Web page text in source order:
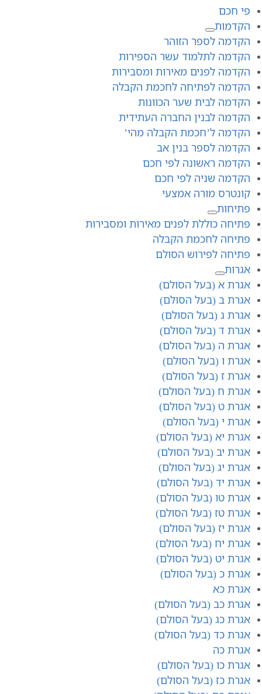
פי חכם
הקדמות
הקדמה לספר הזוהר
הקדמה לתלמוד עשר הספירות
הקדמה לפנים מאירות ומסבירות
הקדמה לפתיחה לחכמת הקבלה
הקדמה לבית שער הכוונות
הקדמה לבנין החברה העתידית
הקדמה ל’חכמת הקבלה מהי’
הקדמה לספר בנין אב
הקדמה ראשונה לפי חכם
הקדמה שניה לפי חכם
קונטרס מורה אמצעי
פתיחות
פתיחה כוללת לפנים מאירות ומסבירות
פתיחה לחכמת הקבלה
פתיחה לפירוש הסולם
אגרות
אגרת א (בעל הסולם)
אגרת ב (בעל הסולם)
אגרת ג (בעל הסולם)
אגרת ד (בעל הסולם)
אגרת ה (בעל הסולם)
אגרת ו (בעל הסולם)
אגרת ז (בעל הסולם)
אגרת ח (בעל הסולם)
אגרת ט (בעל הסולם)
אגרת י (בעל הסולם)
אגרת יא (בעל הסולם)
אגרת יב (בעל הסולם)
אגרת יג (בעל הסולם)
אגרת יד (בעל הסולם)
אגרת טו (בעל הסולם)
אגרת טז (בעל הסולם)
אגרת יז (בעל הסולם)
אגרת יח (בעל הסולם)
אגרת יט (בעל הסולם)
אגרת כ (בעל הסולם)
אגרת כא
אגרת כב (בעל הסולם)
אגרת כג (בעל הסולם)
אגרת כד (בעל הסולם)
אגרת כה
אגרת כו (בעל הסולם)
אגרת כז (בעל הסולם)